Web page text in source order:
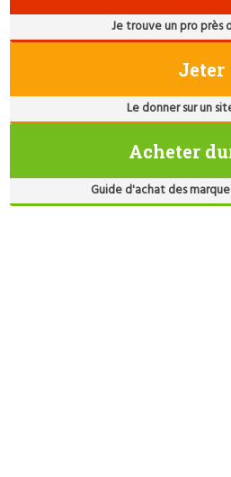
Je trouve un pro près
Jeter
Le donner sur un
Acheter
Guide d'achat des